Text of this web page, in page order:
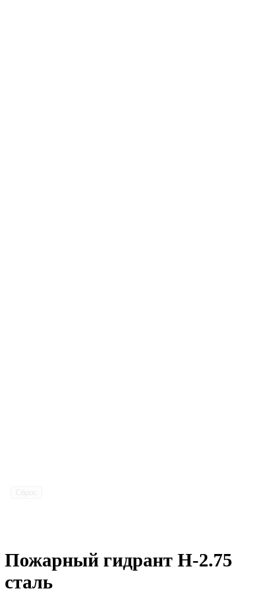
Пожарный гидрант Н-2.75
сталь